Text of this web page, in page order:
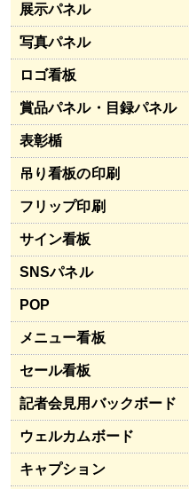
展示パネル
写真パネル
ロゴ看板
賞品パネル・目録パネル
表彰楯
吊り看板の印刷
フリップ印刷
サイン看板
SNSパネル
POP
メニュー看板
セール看板
記者会見用バックボード
ウェルカムボード
キャプション